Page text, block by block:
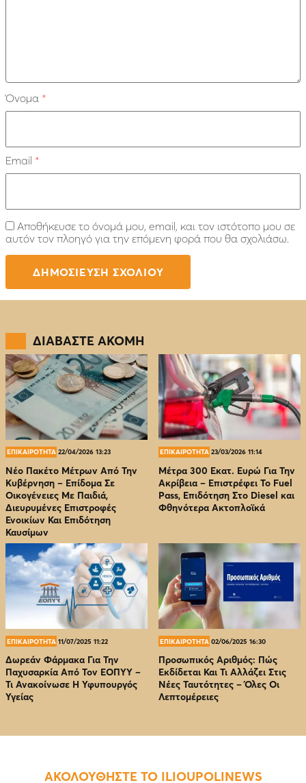
Όνομα *
Email *
Αποθήκευσε το όνομά μου, email, και τον ιστότοπο μου σε
αυτόν τον πλοηγό για την επόμενη φορά που θα σχολιάσω.
ΔΙΑΒΑΣΤΕ ΑΚΟΜΗ
ΕΠΙΚΑΙΡΟΤΗΤΑ 22/04/2026 13:23
Νέο Πακέτο Μέτρων Από Την
Κυβέρνηση – Επίδομα Σε
Οικογένειες Με Παιδιά,
Διευρυμένες Επιστροφές
Ενοικίων Και Επιδότηση
Καυσίμων
ΕΠΙΚΑΙΡΟΤΗΤΑ 23/03/2026 11:14
Μέτρα 300 Εκατ. Ευρώ Για Την
Ακρίβεια – Επιστρέφει Το Fuel
Pass, Επιδότηση Στο Diesel και
Φθηνότερα Ακτοπλοϊκά
ΕΠΙΚΑΙΡΟΤΗΤΑ 11/07/2025 11:22
Δωρεάν Φάρμακα Για Την
Παχυσαρκία Από Τον EOΠΥΥ –
Τι Ανακοίνωσε Η Υφυπουργός
Υγείας
ΕΠΙΚΑΙΡΟΤΗΤΑ 02/06/2025 16:30
Προσωπικός Αριθμός: Πώς
Εκδίδεται Και Τι Αλλάζει Στις
Νέες Ταυτότητες – Όλες Οι
Λεπτομέρειες
ΑΚΟΛΟΥΘΗΣΤΕ ΤΟ ILIOUPOLINEWS